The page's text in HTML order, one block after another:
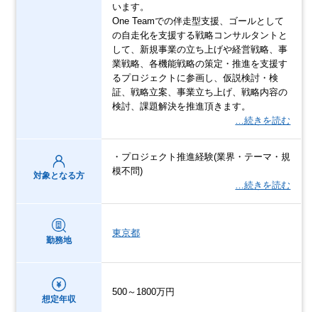
います。
One Teamでの伴走型支援、ゴールとして
の自走化を支援する戦略コンサルタントと
して、新規事業の立ち上げや経営戦略、事
業戦略、各機能戦略の策定・推進を支援す
るプロジェクトに参画し、仮説検討・検
証、戦略立案、事業立ち上げ、戦略内容の
検討、課題解決を推進頂きます。
…続きを読む
対象となる方
・プロジェクト推進経験(業界・テーマ・規
模不問)
…続きを読む
勤務地
東京都
想定年収
500～1800万円